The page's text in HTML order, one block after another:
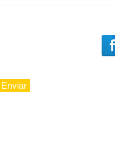
Enviar